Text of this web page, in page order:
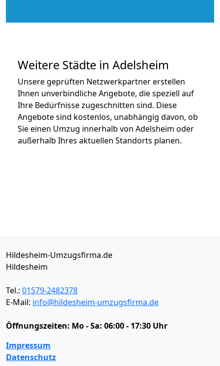
Weitere Städte in Adelsheim
Unsere geprüften Netzwerkpartner erstellen
Ihnen unverbindliche Angebote, die speziell auf
Ihre Bedürfnisse zugeschnitten sind. Diese
Angebote sind kostenlos, unabhängig davon, ob
Sie einen Umzug innerhalb von Adelsheim oder
außerhalb Ihres aktuellen Standorts planen.
Hildesheim-Umzugsfirma.de
Hildesheim
Tel.: 01579-2482378
E-Mail: info@hildesheim-umzugsfirma.de
Öffnungszeiten: Mo - Sa: 06:00 - 17:30 Uhr
Impressum
Datenschutz